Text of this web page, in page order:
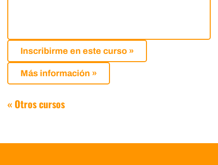
Inscribirme en este curso »
Más información »
« Otros cursos